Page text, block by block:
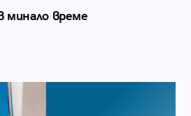
минало време